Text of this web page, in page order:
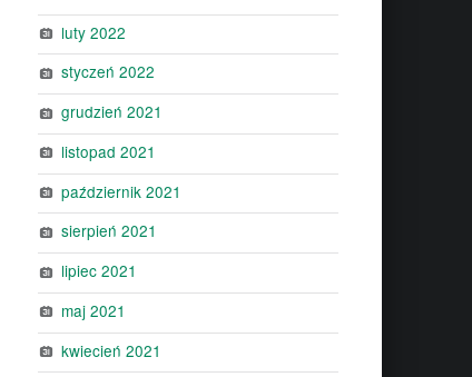
luty 2022
styczeń 2022
grudzień 2021
listopad 2021
październik 2021
sierpień 2021
lipiec 2021
maj 2021
kwiecień 2021